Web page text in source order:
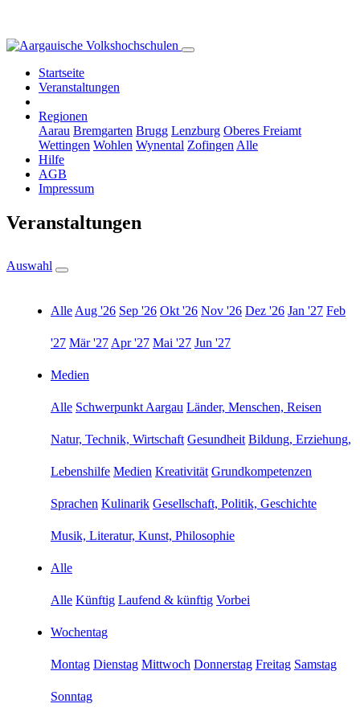
Startseite
Veranstaltungen
Regionen
Aarau Bremgarten Brugg Lenzburg Oberes Freiamt
Wettingen Wohlen Wynental Zofingen Alle
Hilfe
AGB
Impressum
Veranstaltungen
Auswahl
Alle Aug '26 Sep '26 Okt '26 Nov '26 Dez '26 Jan '27 Feb
'27 Mär '27 Apr '27 Mai '27 Jun '27
Medien
Alle Schwerpunkt Aargau Länder, Menschen, Reisen
Natur, Technik, Wirtschaft Gesundheit Bildung, Erziehung,
Lebenshilfe Medien Kreativität Grundkompetenzen
Sprachen Kulinarik Gesellschaft, Politik, Geschichte
Musik, Literatur, Kunst, Philosophie
Alle
Alle Künftig Laufend & künftig Vorbei
Wochentag
Montag Dienstag Mittwoch Donnerstag Freitag Samstag
Sonntag